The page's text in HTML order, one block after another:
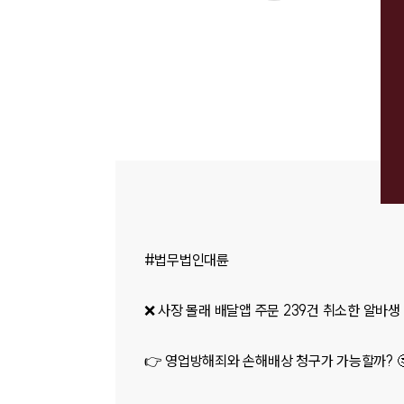
#법무법인대륜
❌️ 사장 몰래 배달앱 주문 239건 취소한 알바생
👉 영업방해죄와 손해배상 청구가 가능할까?